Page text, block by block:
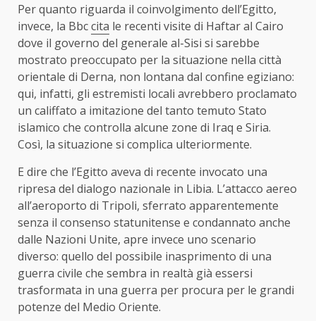
Per quanto riguarda il coinvolgimento dell’Egitto,
invece, la Bbccita le recenti visite di Haftar al Cairo
dove il governo del generale al-Sisi si sarebbe
mostrato preoccupato per la situazione nella città
orientale di Derna, non lontana dal confine egiziano:
qui, infatti, gli estremisti locali avrebbero proclamato
un califfato a imitazione del tanto temuto Stato
islamico che controlla alcune zone di Iraq e Siria.
Così, la situazione si complica ulteriormente.
E dire che l’Egitto aveva di recente invocato una
ripresa del dialogo nazionale in Libia. L’attacco aereo
all’aeroporto di Tripoli, sferrato apparentemente
senza il consenso statunitense e condannato anche
dalle Nazioni Unite, apre invece uno scenario
diverso: quello del possibile inasprimento di una
guerra civile che sembra in realtà già essersi
trasformata in una guerra per procura per le grandi
potenze del Medio Oriente.